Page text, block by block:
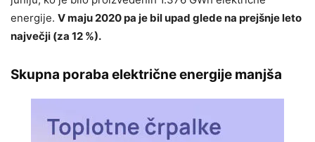
energije. V maju 2020 pa je bil upad glede na prejšnje leto
največji (za 12 %).
Skupna poraba električne energije manjša